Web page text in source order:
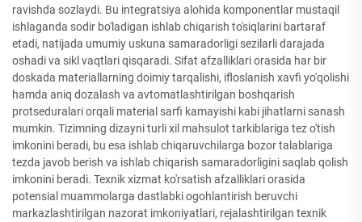
ravishda sozlaydi. Bu integratsiya alohida komponentlar mustaqil
ishlaganda sodir bo'ladigan ishlab chiqarish to'siqlarini bartaraf
etadi, natijada umumiy uskuna samaradorligi sezilarli darajada
oshadi va sikl vaqtlari qisqaradi. Sifat afzalliklari orasida har bir
doskada materiallarning doimiy tarqalishi, ifloslanish xavfi yo'qolishi
hamda aniq dozalash va avtomatlashtirilgan boshqarish
protseduralari orqali material sarfi kamayishi kabi jihatlarni sanash
mumkin. Tizimning dizayni turli xil mahsulot tarkiblariga tez o'tish
imkonini beradi, bu esa ishlab chiqaruvchilarga bozor talablariga
tezda javob berish va ishlab chiqarish samaradorligini saqlab qolish
imkonini beradi. Texnik xizmat ko'rsatish afzalliklari orasida
potensial muammolarga dastlabki ogohlantirish beruvchi
markazlashtirilgan nazorat imkoniyatlari, rejalashtirilgan texnik